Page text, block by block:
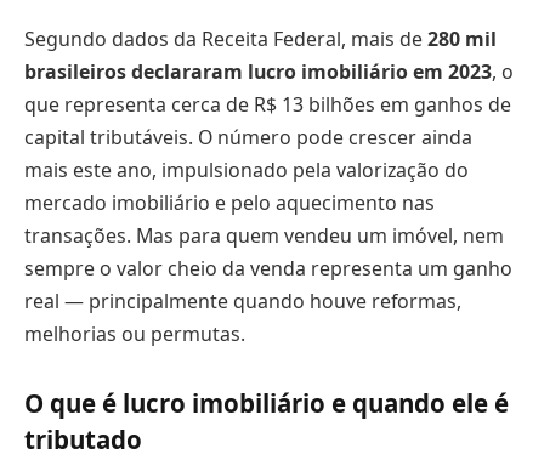
Segundo dados da Receita Federal, mais de280 mil
brasileiros declararam lucro imobiliário em 2023, o
que representa cerca de R$ 13 bilhões em ganhos de
capital tributáveis. O número pode crescer ainda
mais este ano, impulsionado pela valorização do
mercado imobiliário e pelo aquecimento nas
transações. Mas para quem vendeu um imóvel, nem
sempre o valor cheio da venda representa um ganho
real — principalmente quando houve reformas,
melhorias ou permutas.
O que é lucro imobiliário e quando ele é
tributado